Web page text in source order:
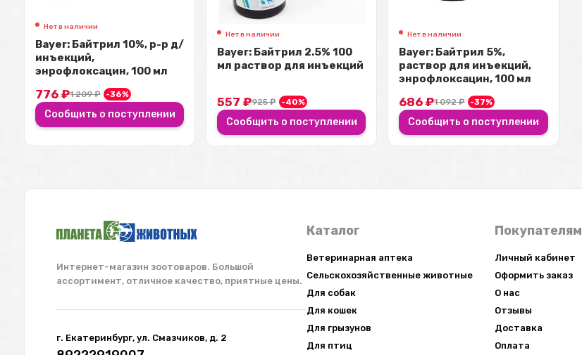
Нет в наличии
Bayer: Байтрил 10%, р-р д/
инъекций,
энрофлоксацин, 100 мл
776₽1 209₽ -36%
Сообщить о поступлении
Нет в наличии
Bayer: Байтрил 2.5% 100
мл раствор для инъекций
557₽925₽ -40%
Сообщить о поступлении
Нет в наличии
Bayer: Байтрил 5%,
раствор для инъекций,
энрофлоксацин, 100 мл
686₽1 092₽ -37%
Сообщить о поступлении
Интернет-магазин зоотоваров. Большой
ассортимент, отличное качество, приятные цены.
г. Екатеринбург, ул. Смазчиков, д. 2
Каталог
Ветеринарная аптека
Сельскохозяйственные животные
Для собак
Для кошек
Для грызунов
Для птиц
Покупателям
Личный кабинет
Оформить заказ
О нас
Отзывы
Доставка
Оплата